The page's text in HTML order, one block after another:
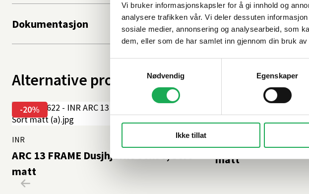
Vi bruker informasjonskapsler for å gi innhold og
analysere trafikken vår. Vi deler dessuten
sosiale medier, annonsering og analysearbeid, som
dem, eller som de har samlet inn gjennom din bruk
Nødvendig
Egenskaper
Ikke tillat
Dokumentasjon
Alternative produkter
ARC 13 FRAME Dusjhjørne 90x90, Sort
matt
-20%
INR +1 farge
ARC 13 ORIGINAL
matt